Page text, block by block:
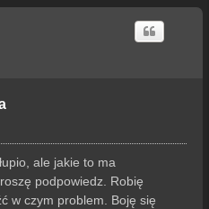
ale jakie to ma
podpowiedz. Robię
w czym problem. Boję się